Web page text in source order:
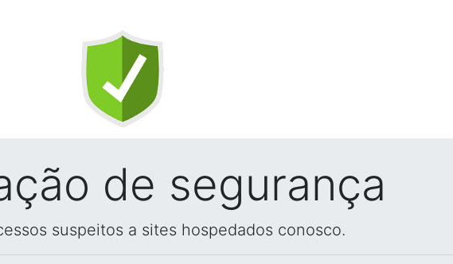
de segurança
suspeitos a sites hospedados conosco.